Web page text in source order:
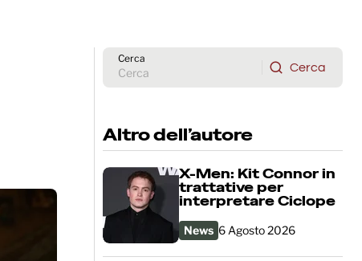
Cerca
Cerca
Altro dell’autore
X-Men: Kit Connor in
trattative per
interpretare Ciclope
News 6 Agosto 2026